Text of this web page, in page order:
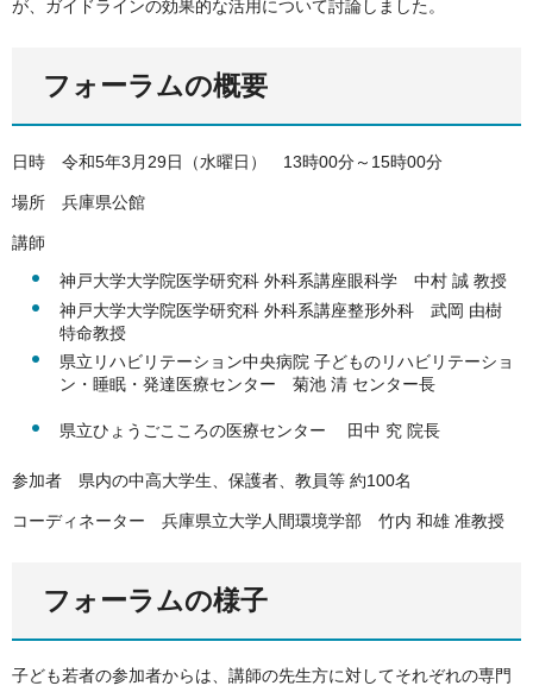
が、ガイドラインの効果的な活用について討論しました。
フォーラムの概要
日時 令和5年3月29日（水曜日） 13時00分～15時00分
場所 兵庫県公館
講師
神戸大学大学院医学研究科 外科系講座眼科学 中村 誠 教授
神戸大学大学院医学研究科 外科系講座整形外科 武岡 由樹
特命教授
県立リハビリテーション中央病院 子どものリハビリテーショ
ン・睡眠・発達医療センター 菊池 清 センター長
県立ひょうごこころの医療センター 田中 究 院長
参加者 県内の中高大学生、保護者、教員等 約100名
コーディネーター 兵庫県立大学人間環境学部 竹内 和雄 准教授
フォーラムの様子
子ども若者の参加者からは、講師の先生方に対してそれぞれの専門